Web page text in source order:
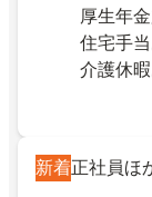
厚生年
住宅手当
介護休暇
新着正社員ほ